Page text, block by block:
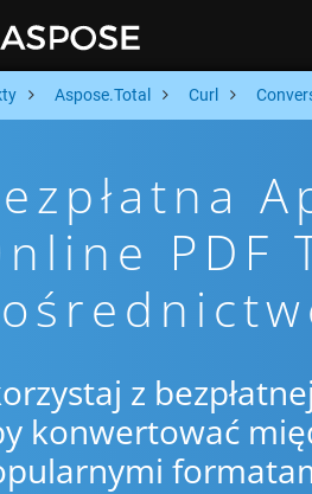
Aspose.Total Curl
PDF
z
konwertować